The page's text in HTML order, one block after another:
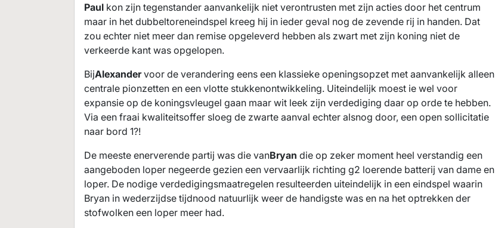
Paul kon zijn tegenstander aanvankelijk niet verontrusten met zijn acties door het centrum
maar in het dubbeltoreneindspel kreeg hij in ieder geval nog de zevende rij in handen. Dat
zou echter niet meer dan remise opgeleverd hebben als zwart met zijn koning niet de
verkeerde kant was opgelopen.
BijAlexandervoor de verandering eens een klassieke openingsopzet met aanvankelijk alleen
centrale pionzetten en een vlotte stukkenontwikkeling. Uiteindelijk moest ie wel voor
expansie op de koningsvleugel gaan maar wit leek zijn verdediging daar op orde te hebben.
Via een fraai kwaliteitsoffer sloeg de zwarte aanval echter alsnog door, een open sollicitatie
naar bord 1?!
De meeste enerverende partij was die vanBryan die op zeker moment heel verstandig een
aangeboden loper negeerde gezien een vervaarlijk richting g2 loerende batterij van dame en
loper. De nodige verdedigingsmaatregelen resulteerden uiteindelijk in een eindspel waarin
Bryan in wederzijdse tijdnood natuurlijk weer de handigste was en na het optrekken der
stofwolken een loper meer had.